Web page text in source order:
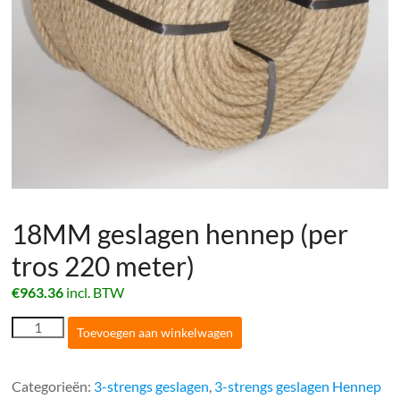
18MM geslagen hennep (per
tros 220 meter)
€963.36 incl. BTW
18MM
geslagen
tros
Toevoegen aan winkelwagen
Categorieën: 3-strengs geslagen, 3-strengs geslagen Hennep